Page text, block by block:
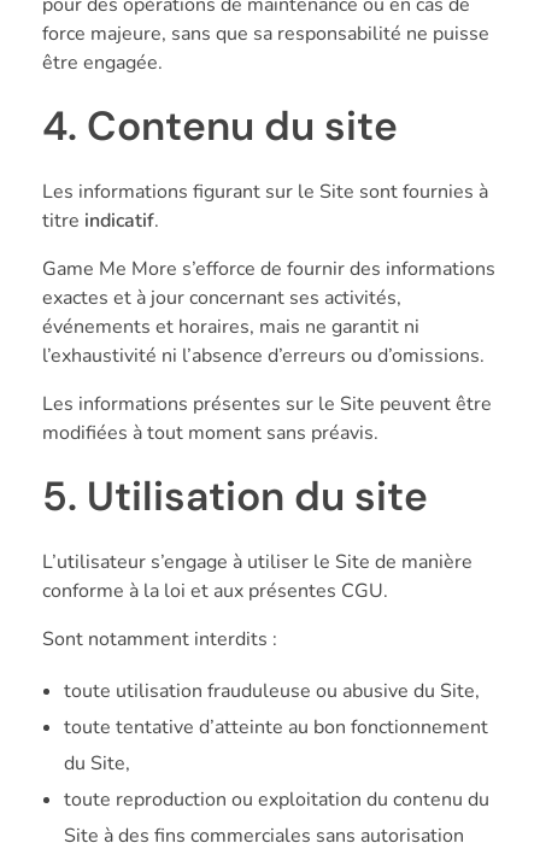
force majeure, sans que sa responsabilité ne puisse
être engagée.
4. Contenu du site
Les informations figurant sur le Site sont fournies à
titre indicatif.
Game Me More s’efforce de fournir des informations
exactes et à jour concernant ses activités,
événements et horaires, mais ne garantit ni
l’exhaustivité ni l’absence d’erreurs ou d’omissions.
Les informations présentes sur le Site peuvent être
modifiées à tout moment sans préavis.
5. Utilisation du site
L’utilisateur s’engage à utiliser le Site de manière
conforme à la loi et aux présentes CGU.
Sont notamment interdits :
toute utilisation frauduleuse ou abusive du Site,
toute tentative d’atteinte au bon fonctionnement
du Site,
toute reproduction ou exploitation du contenu du
Site à des fins commerciales sans autorisation